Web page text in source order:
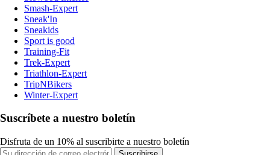
Smash-Expert
Sneak'In
Sneakids
Sport is good
Training-Fit
Trek-Expert
Triathlon-Expert
TripNBikers
Winter-Expert
Suscríbete a nuestro boletín
Disfruta de un 10% al suscribirte a nuestro boletín